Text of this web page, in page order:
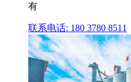
有
联系电话: 180 3780 8511